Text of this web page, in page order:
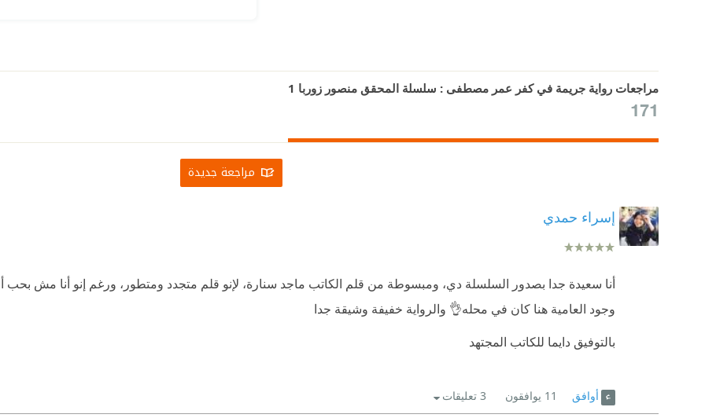
مراجعات رواية جريمة في كفر عمر مصطفى : سلسلة المحقق منصور زوربا 1
171
مراجعة جديدة
إسراء حمدي
أنا سعيدة جدا بصدور السلسلة دي، ومبسوطة من قلم الكاتب ماجد سنارة، لإنو قلم متجدد ومتطور، ورغم إنو أنا مش
وجود العامية هنا كان في محله👌 والرواية خفيفة وشيقة جدا
بالتوفيق دايما للكاتب المجتهد
أوافق 11 يوافقون 3 تعليقات